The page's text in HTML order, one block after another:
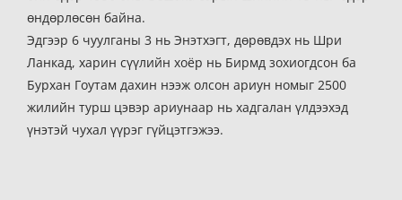
өндөрлөсөн байна.
Эдгээр 6 чуулганы 3 нь Энэтхэгт, дөрөвдэх нь Шри
Ланкад, харин сүүлийн хоёр нь Бирмд зохиогдсон ба
Бурхан Гоутам дахин нээж олсон ариун номыг 2500
жилийн турш цэвэр ариунаар нь хадгалан үлдээхэд
үнэтэй чухал үүрэг гүйцэтгэжээ.